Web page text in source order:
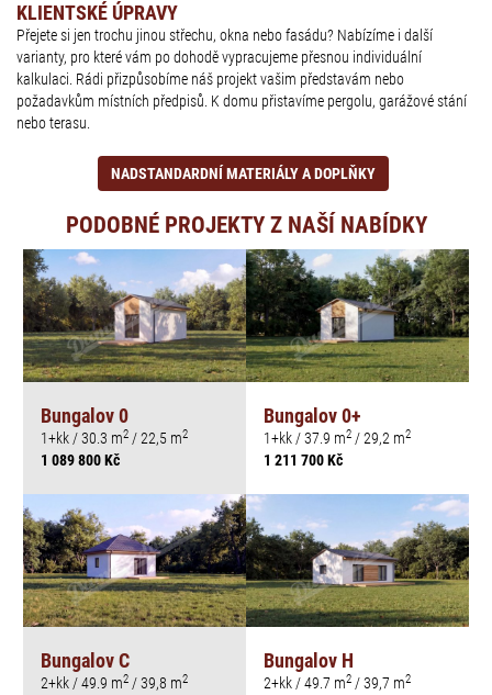
KLIENTSKÉ ÚPRAVY
Přejete si jen trochu jinou střechu, okna nebo fasádu? Nabízíme i další
varianty, pro které vám po dohodě vypracujeme přesnou individuální
kalkulaci. Rádi přizpůsobíme náš projekt vašim představám nebo
požadavkům místních předpisů. K domu přistavíme pergolu, garážové stání
nebo terasu.
NADSTANDARDNÍ MATERIÁLY A DOPLŇKY
PODOBNÉ PROJEKTY Z NAŠÍ NABÍDKY
Bungalov 0
1+kk / 30.3 m2 / 22,5 m2
1 089 800 Kč
Bungalov 0+
1+kk / 37.9 m2 / 29,2 m2
1 211 700 Kč
Bungalov C
2+kk / 49.9 m2 / 39,8 m2
Bungalov H
2+kk / 49.7 m2 / 39,7 m2